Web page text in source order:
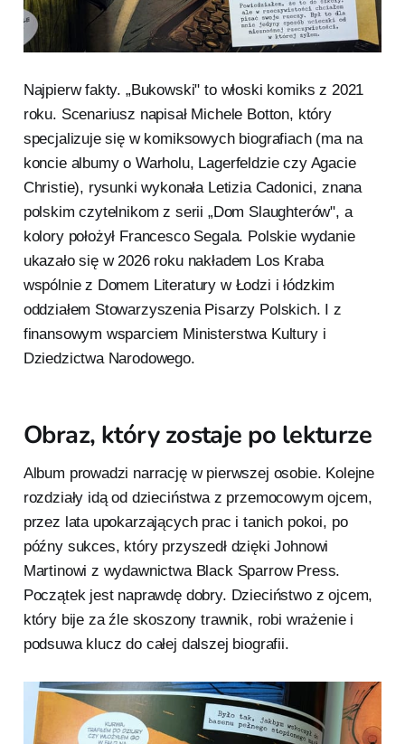
Najpierw fakty. „Bukowski" to włoski komiks z 2021
roku. Scenariusz napisał Michele Botton, który
specjalizuje się w komiksowych biografiach (ma na
koncie albumy o Warholu, Lagerfeldzie czy Agacie
Christie), rysunki wykonała Letizia Cadonici, znana
polskim czytelnikom z serii „Dom Slaughterów", a
kolory położył Francesco Segala. Polskie wydanie
ukazało się w 2026 roku nakładem Los Kraba
wspólnie z Domem Literatury w Łodzi i łódzkim
oddziałem Stowarzyszenia Pisarzy Polskich. I z
finansowym wsparciem Ministerstwa Kultury i
Dziedzictwa Narodowego.
Obraz, który zostaje po lekturze
Album prowadzi narrację w pierwszej osobie. Kolejne
rozdziały idą od dzieciństwa z przemocowym ojcem,
przez lata upokarzających prac i tanich pokoi, po
późny sukces, który przyszedł dzięki Johnowi
Martinowi z wydawnictwa Black Sparrow Press.
Początek jest naprawdę dobry. Dzieciństwo z ojcem,
który bije za źle skoszony trawnik, robi wrażenie i
podsuwa klucz do całej dalszej biografii.